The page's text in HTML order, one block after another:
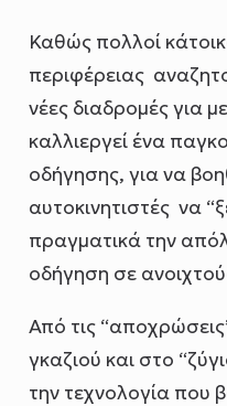
Καθώς πολλοί
περιφέρειας
νέες διαδρομές για
καλλιεργεί ένα
οδήγησης, για να
αυτοκινητιστές να
πραγματικά την
οδήγηση σε
Από τις
γκαζιού και στο
την τεχνολογία που